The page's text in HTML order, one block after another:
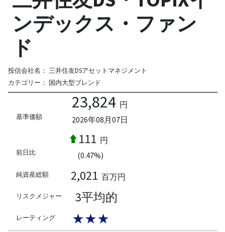
ンデックス・ファン
ド
投信会社名： 三井住友DSアセットマネジメント
カテゴリー： 国内大型ブレンド
基準価額
23,824 円
2026年08月07日
前日比
111 円
(0.47%)
純資産総額 2,021 百万円
リスクメジャー 3平均的
レーティング ★★★